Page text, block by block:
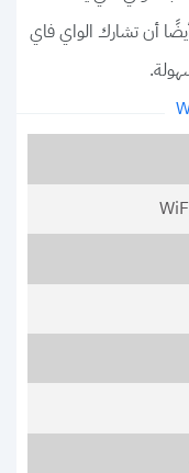
أن تشارك الواي فاي